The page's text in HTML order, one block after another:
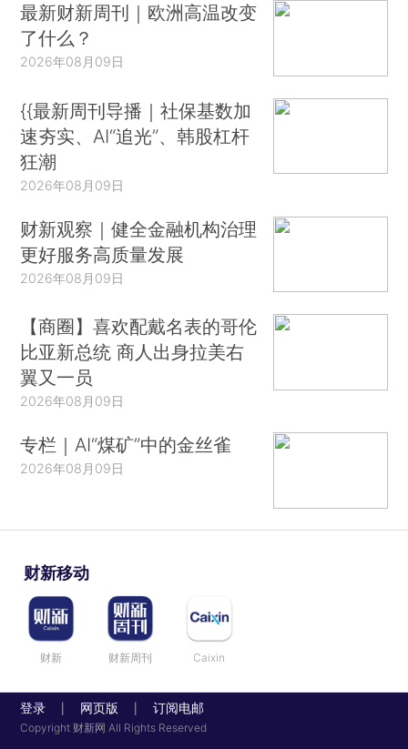
最新财新周刊｜欧洲高温改变
了什么？
2026年08月09日
{{最新周刊导播｜社保基数加
速夯实、AI“追光”、韩股杠杆
狂潮
2026年08月09日
财新观察｜健全金融机构治理
更好服务高质量发展
2026年08月09日
【商圈】喜欢配戴名表的哥伦
比亚新总统 商人出身拉美右
翼又一员
2026年08月09日
专栏｜AI“煤矿”中的金丝雀
2026年08月09日
财新移动
财新 财新周刊 Caixin
登录 网页版 订阅电邮
Copyright 财新网 All Rights Reserved